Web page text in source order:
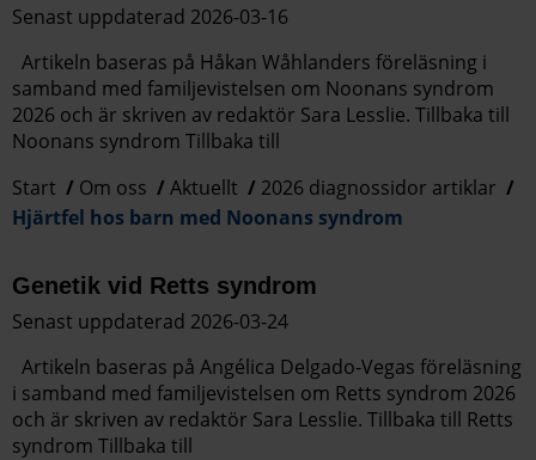
Senast uppdaterad 2026-03-16
Artikeln baseras på Håkan Wåhlanders föreläsning i
samband med familjevistelsen om Noonans syndrom
2026 och är skriven av redaktör Sara Lesslie. Tillbaka till
Noonans syndrom Tillbaka till
Start
Om oss Aktuellt
2026 diagnossidor artiklar
Hjärtfel hos barn med Noonans syndrom
Genetik vid Retts syndrom
Senast uppdaterad 2026-03-24
Artikeln baseras på Angélica Delgado-Vegas föreläsning
i samband med familjevistelsen om Retts syndrom 2026
och är skriven av redaktör Sara Lesslie. Tillbaka till Retts
syndrom Tillbaka till